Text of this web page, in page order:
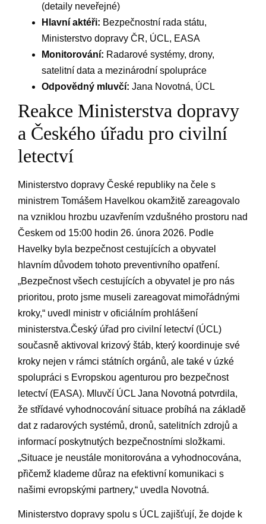
⁢(detaily⁤ neveřejné)
Hlavní aktéři: Bezpečnostní ​rada​ státu,
Ministerstvo dopravy ČR, ÚCL, EASA
Monitorování: Radarové systémy, drony,
satelitní⁢ data a ⁣mezinárodní spolupráce
Odpovědný mluvčí: ⁤Jana Novotná, ÚCL
Reakce Ministerstva dopravy
a Českého úřadu pro ⁣civilní
⁣letectví
Ministerstvo dopravy České ‍republiky na čele ​s
ministrem Tomášem Havelkou okamžitě zareagovalo
na vzniklou hrozbu uzavřením vzdušného⁣ prostoru nad
Českem​ od 15:00 hodin 26. února 2026. ‍Podle‌
Havelky byla bezpečnost cestujících a obyvatel
‌hlavním⁤ důvodem ⁣tohoto preventivního⁤ opatření.
‌„Bezpečnost‌ všech⁤ cestujících a obyvatel⁣ je ⁣pro nás​
prioritou, proto jsme museli zareagovat mimořádnými
kroky,“ uvedl ministr v oficiálním prohlášení
ministerstva.Český úřad pro civilní⁣ letectví‍ (ÚCL)‌
současně ‌aktivoval krizový štáb, který koordinuje své
kroky nejen‍ v rámci ⁤státních orgánů,‍ ale ⁢také v⁣ úzké
⁢spolupráci s Evropskou agenturou⁤ pro bezpečnost⁢
letectví (EASA). Mluvčí⁤ ÚCL ‍Jana Novotná potvrdila,
‌že ⁤střídavé vyhodnocování situace probíhá na základě
dat z radarových⁤ systémů,⁤ dronů, satelitních zdrojů a ​
informací ⁤poskytnutých bezpečnostními‍ složkami.
„Situace je neustále monitorována a vyhodnocována, ​
přičemž ⁣klademe​ důraz na efektivní komunikaci‌ s
našimi evropskými​ partnery,“ uvedla⁤ Novotná.
Ministerstvo dopravy spolu s ÚCL zajišťují,‌ že dojde k⁤